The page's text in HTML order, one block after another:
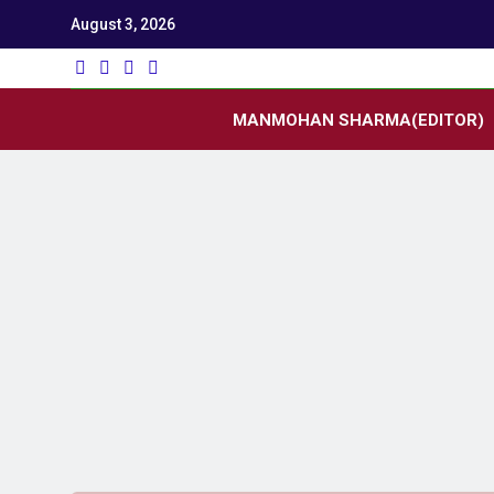
August 3, 2026
MANMOHAN SHARMA(EDITOR)